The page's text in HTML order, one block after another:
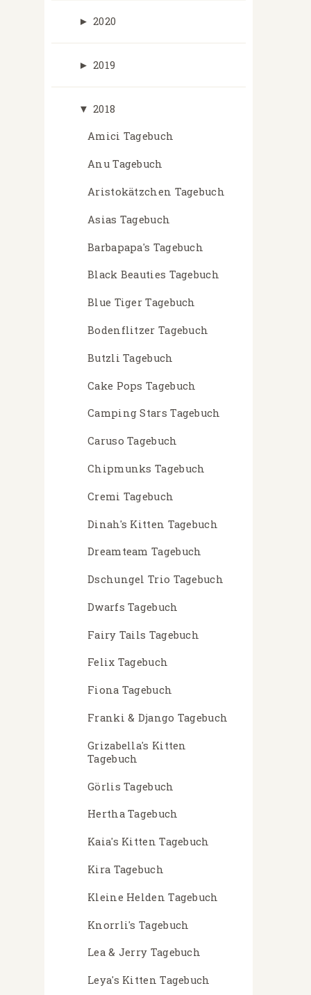
► 2020
► 2019
▼ 2018
Amici Tagebuch
Anu Tagebuch
Aristokätzchen Tagebuch
Asias Tagebuch
Barbapapa's Tagebuch
Black Beauties Tagebuch
Blue Tiger Tagebuch
Bodenflitzer Tagebuch
Butzli Tagebuch
Cake Pops Tagebuch
Camping Stars Tagebuch
Caruso Tagebuch
Chipmunks Tagebuch
Cremi Tagebuch
Dinah's Kitten Tagebuch
Dreamteam Tagebuch
Dschungel Trio Tagebuch
Dwarfs Tagebuch
Fairy Tails Tagebuch
Felix Tagebuch
Fiona Tagebuch
Franki & Django Tagebuch
Grizabella's Kitten
Tagebuch
Görlis Tagebuch
Hertha Tagebuch
Kaia's Kitten Tagebuch
Kira Tagebuch
Kleine Helden Tagebuch
Knorrli's Tagebuch
Lea & Jerry Tagebuch
Leya's Kitten Tagebuch